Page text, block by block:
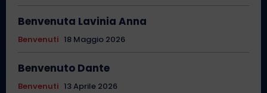
Benvenuta Lavinia Anna
Benvenuti 18 Maggio 2026
Benvenuto Dante
Benvenuti 13 Aprile 2026